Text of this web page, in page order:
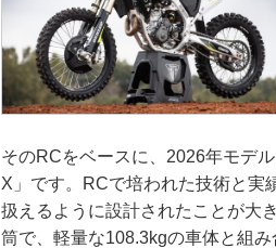
そのRCをベースに、2026年モデ
X」です。RCで培われた技術と実
扱えるように設計されたことが大
筒で、軽量な108.3kgの車体と組